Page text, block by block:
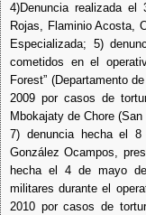
4)Denuncia realizada
Rojas, Flaminio Acosta,
Especializada; 5)
cometidos en el
Forest” (Departamento
2009 por casos de
Mbokajaty de Chore (San
7) denuncia hecha el
González Ocampos,
hecha el 4 de mayo
militares durante el
2010 por casos de